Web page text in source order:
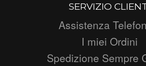
SERVIZIO
Assistenza
I miei Ordini
Spedizione Sempre